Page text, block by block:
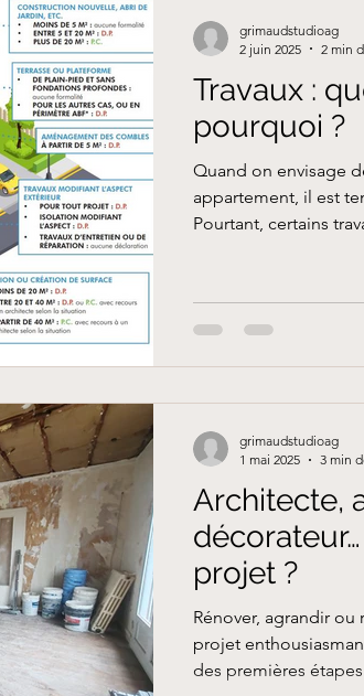
Travaux :
pourquoi ?
Quand on envisage
appartement, il est
Pourtant, certains
grimaudstudioag
2 juin 2025
2 min
Architecte,
projet ?
Rénover, agrandir ou
projet
des premières
grimaudstudioag
1 mai 2025
3 min